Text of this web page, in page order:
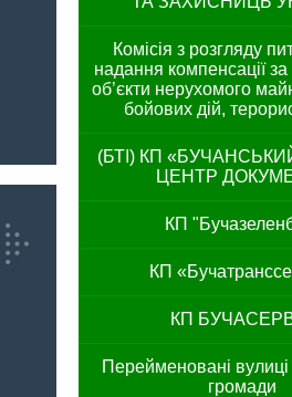
Комісія з розгляду
надання компенсації
об’єкти нерухомого
бойових дій,
(БТІ) КП
ЦЕНТР
КП
КП
КП
Перейменовані вулиці
громади